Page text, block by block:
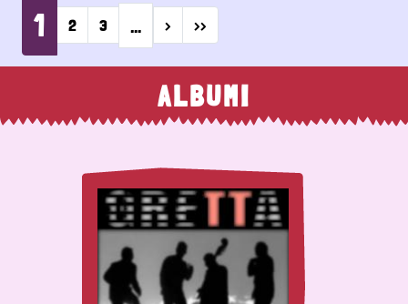
1 2 3 … › Next page
››
ALBUMI